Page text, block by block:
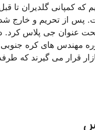
کمپانی گلدیران تا
پس از تحریم و خارج
عنوان جی پلاس کرد.
مهندس های کره جنوبی
قرار می گیرند که